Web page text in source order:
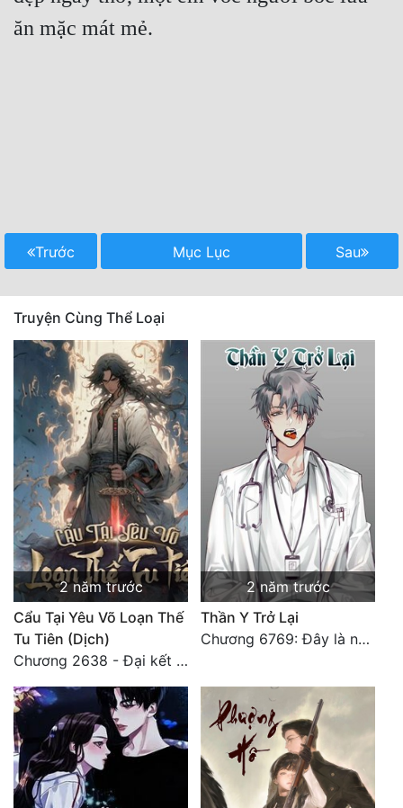
ăn mặc mát mẻ.
Trước Mục Lục Sau
Truyện Cùng Thể Loại
2 năm trước
Cẩu Tại Yêu Võ Loạn Thế
Tu Tiên (Dịch)
Chương 2638 - Đại kết cục (3)
2 năm trước
Thần Y Trở Lại
Chương 6769: Đây là nơi nào?